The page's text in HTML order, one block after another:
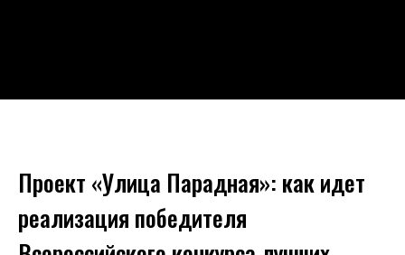
Проект «Улица Парадная»: как идет
реализация победителя